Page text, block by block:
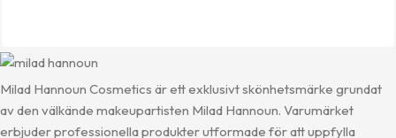
Milad Hannoun Cosmetics är ett exklusivt skönhetsmärke grundat
av den välkände makeupartisten Milad Hannoun. Varumärket
erbjuder professionella produkter utformade för att uppfylla